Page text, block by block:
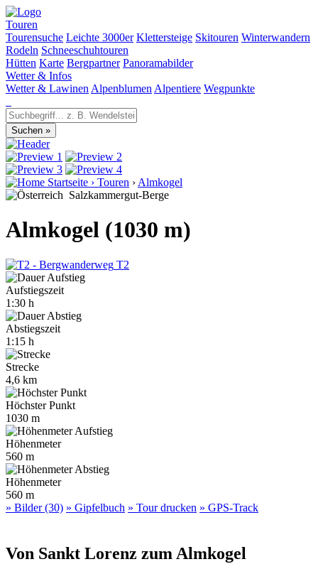
Touren
Tourensuche Leichte 3000er Klettersteige Skitouren Winterwandern
Rodeln Schneeschuhtouren
Hütten Karte Bergpartner Panoramabilder
Wetter & Infos
Wetter & Lawinen Alpenblumen Alpentiere Wegpunkte
Startseite › Touren › Almkogel
Salzkammergut-Berge
Almkogel (1030 m)
T2
Aufstiegszeit
1:30 h
Abstiegszeit
1:15 h
Strecke
4,6 km
Höchster Punkt
1030 m
Höhenmeter
560 m
Höhenmeter
560 m
» Bilder (30) » Gipfelbuch » Tour drucken » GPS-Track
Von Sankt Lorenz zum Almkogel